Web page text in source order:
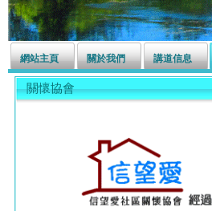
網站主頁 關於我們 講道信息
關懷協會